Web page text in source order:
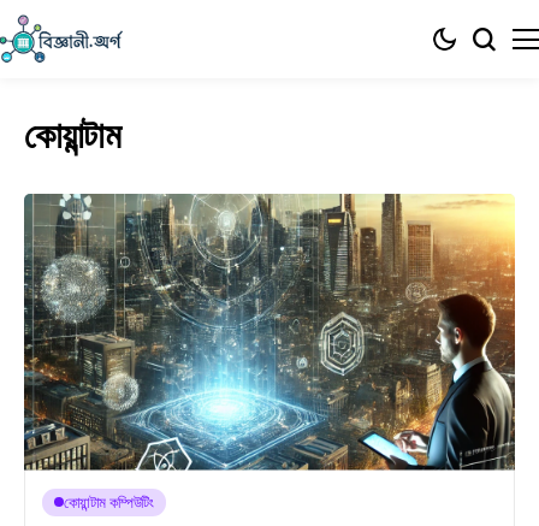
কোয়ান্টাম
কোয়ান্টাম কম্পিউটিং